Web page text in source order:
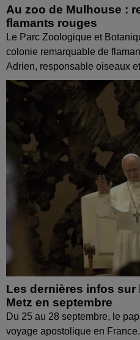
Au zoo de Mulhouse :
flamants rouges
Le Parc Zoologique et
colonie remarquable de
Adrien, responsable oiseaux
Les dernières infos sur
Metz en septembre
Du 25 au 28 septembre, le
voyage apostolique en